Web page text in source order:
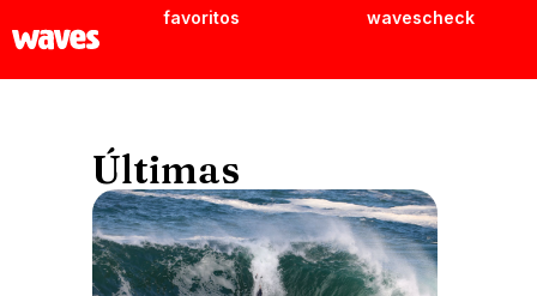
favoritos wavescheck
Últimas